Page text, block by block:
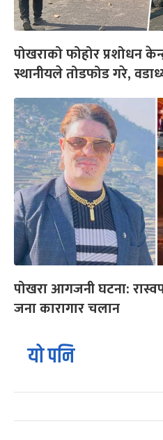
पोखराको फोहोर प्रशोधन
स्थानीयले तोडफोड गरे,
पोखरा आगजनी घटना:
जना कारागार चलान
यो पनि